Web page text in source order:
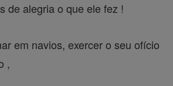
de alegria o que ele fez !
em navios, exercer o seu ofício
,